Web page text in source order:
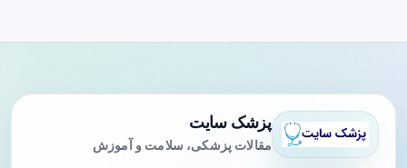
پزشک سایت
مقالات پزشکی، سلامت و آموزش